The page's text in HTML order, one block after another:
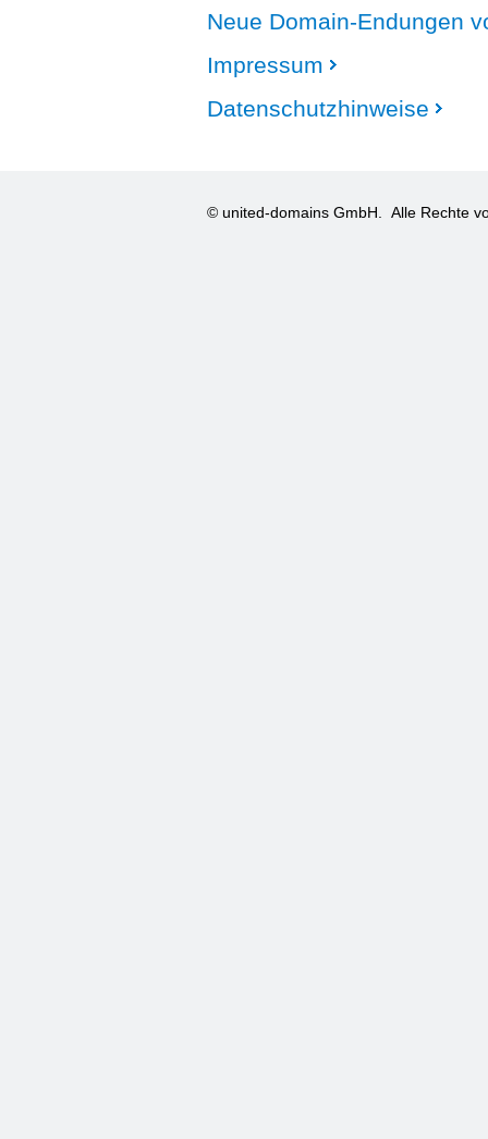
Neue Domain-Endungen
Impressum
Datenschutzhinweise
© united-domains GmbH. Alle Rechte